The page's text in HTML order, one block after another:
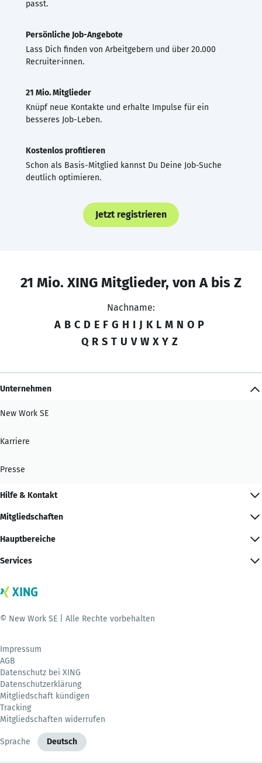
passt.
Persönliche Job-Angebote
Lass Dich finden von Arbeitgebern und über 20.000
Recruiter·innen.
21 Mio. Mitglieder
Knüpf neue Kontakte und erhalte Impulse für ein
besseres Job-Leben.
Kostenlos profitieren
Schon als Basis-Mitglied kannst Du Deine Job-Suche
deutlich optimieren.
Jetzt registrieren
21 Mio. XING Mitglieder, von A bis Z
Nachname:
A B C D E F G H I J K L M N O P
Q R S T U V W X Y Z
Unternehmen
New Work SE
Karriere
Presse
Hilfe & Kontakt
Mitgliedschaften
Hauptbereiche
Services
© New Work SE | Alle Rechte vorbehalten
Impressum
AGB
Datenschutz bei XING
Datenschutzerklärung
Mitgliedschaft kündigen
Tracking
Mitgliedschaften widerrufen
Sprache Deutsch